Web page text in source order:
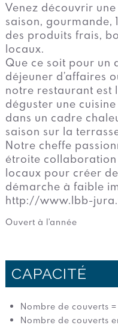
Venez découvrir
saison, gourmande,
des produits frais,
locaux.
Que ce soit pour un
déjeuner d’affaires
notre restaurant est
déguster une
dans un cadre
saison sur la
Notre cheffe
étroite
locaux pour créer
démarche à faible
http://www.lbb-
Ouvert à l'année
CAPACITÉ
Nombre de couverts
Nombre de couverts